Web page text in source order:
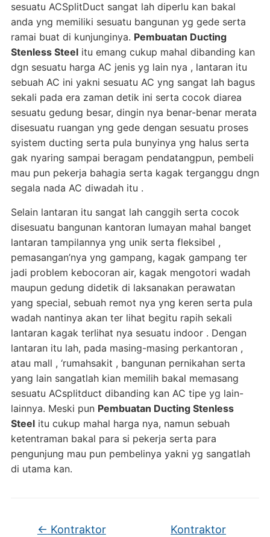
sesuatu ACSplitDuct sangat lah diperlu kan bakal
anda yng memiliki sesuatu bangunan yg gede serta
ramai buat di kunjunginya. Pembuatan Ducting
Stenless Steelitu emang cukup mahal dibanding kan
dgn sesuatu harga AC jenis yg lain nya , lantaran itu
sebuah AC ini yakni sesuatu AC yng sangat lah bagus
sekali pada era zaman detik ini serta cocok diarea
sesuatu gedung besar, dingin nya benar-benar merata
disesuatu ruangan yng gede dengan sesuatu proses
syistem ducting serta pula bunyinya yng halus serta
gak nyaring sampai beragam pendatangpun, pembeli
mau pun pekerja bahagia serta kagak terganggu dngn
segala nada AC diwadah itu .
Selain lantaran itu sangat lah canggih serta cocok
disesuatu bangunan kantoran lumayan mahal banget
lantaran tampilannya yng unik serta fleksibel ,
pemasangan’nya yng gampang, kagak gampang ter
jadi problem kebocoran air, kagak mengotori wadah
maupun gedung didetik di laksanakan perawatan
yang special, sebuah remot nya yng keren serta pula
wadah nantinya akan ter lihat begitu rapih sekali
lantaran kagak terlihat nya sesuatu indoor . Dengan
lantaran itu lah, pada masing-masing perkantoran ,
atau mall , ‘rumahsakit , bangunan pernikahan serta
yang lain sangatlah kian memilih bakal memasang
sesuatu ACsplitduct dibanding kan AC tipe yg lain-
lainnya. Meski pun Pembuatan Ducting Stenless
Steelitu cukup mahal harga nya, namun sebuah
ketentraman bakal para si pekerja serta para
pengunjung mau pun pembelinya yakni yg sangatlah
di utama kan.
← Kontraktor
Kontraktor